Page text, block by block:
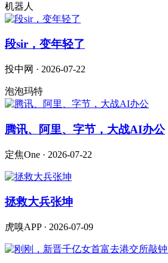
机器人
段sir，变年轻了
投中网 · 2026-07-22
泡泡玛特
腾讯、阿里、字节，大战AI办公
定焦One · 2026-07-22
拯救大兵张坤
虎嗅APP · 2026-07-09